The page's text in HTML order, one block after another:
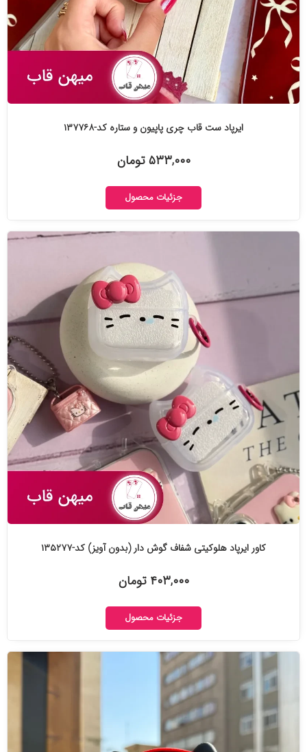
ایرپاد ست قاب چری پاپیون و ستاره کد-۱۳۷۷۶۸
۵۳۳,۰۰۰ تومان
جزئیات محصول
کاور ایرپاد هلوکیتی شفاف گوش دار (بدون آویز) کد-۱۳۵۲۷۷
۴۰۳,۰۰۰ تومان
جزئیات محصول